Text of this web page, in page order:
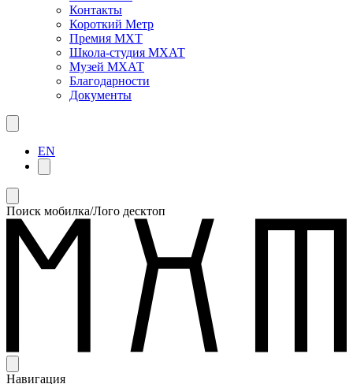
Контакты
Короткий Метр
Премия МХТ
Школа-студия МХАТ
Музей МХАТ
Благодарности
Документы
EN
Поиск мобилка/Лого десктоп
Навигация